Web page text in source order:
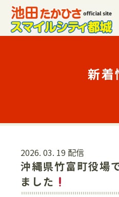
新着
2026. 03. 19 配信
沖縄県竹富町役場
ました